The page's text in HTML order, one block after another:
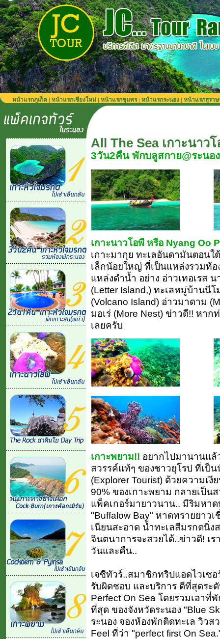
หน้าแรกภูเก็ต | หน้าแรกเชียงใหม่ | หน้าแรกชุมพร| หน้าแรกระนอง | หน้าแรกสุราษ
All The Sea เกาะนาว
3วัน2คืน พักบลูสกาย@ระนอง
เกาะนาวโอพี หรือ Nyang Oo
เกาะมากุย ทะเลอันดามันตอนใ
เล็กน้อยใหญ่ ที่เป็นแหล่งรวมท้อ
แหล่งดำน้ำ อย่าง อ่าวเทอเรส
(Letter Island,) ทะเลหมู่บ้านนีโ
(Volcano Island) อ่าวมาดาม
มอเร่ (More Nest) ข่าวดี!! หา
เลยครับ
เกาะพยาม!! อยากไปมานานแล้
สวรรค์แท้ๆ ของชาวยุโรป ที่เป็
(Explorer Tourist) ด้วยความเ
90% ของเกาะพยาม กลายเป็น
แพ็คเกอร์มายาวนาน.. มีริมหา
"Buffalow Bay" หาดทรายยาว
เนียนสะอาด น้ำทะเลสีมรกตนิ่
จินตนาการจะสวยได้..ข่าวดี! เ
วันและคืน..
เจซีทัวร์..สมาชิกทริปแอดไวเซ
รับผิดชอบ และบริการ ดีที่สุดระ
Perfect On Sea โดยรวมเอา
ที่สุด ของจังหวัดระนอง "Blue
ระนอง จองห้องพักติดทะเล วิว
Feel ที่ว่า "perfect first On